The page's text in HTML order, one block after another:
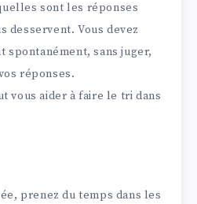
sont les réponses
desservent. Vous devez
spontanément, sans juger,
réponses.
vous aider à faire le tri dans
prenez du temps dans les